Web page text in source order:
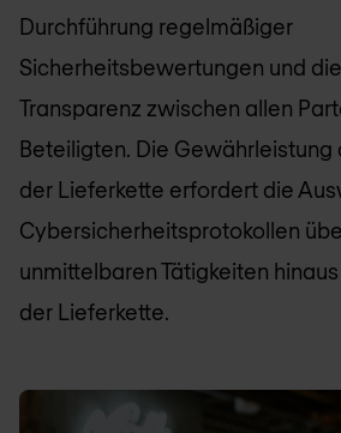
Durchführung regelmäßiger
Sicherheitsbewertungen und
Transparenz zwischen allen
Beteiligten. Die Gewährleistung
der Lieferkette erfordert die
Cybersicherheitsprotokollen
unmittelbaren Tätigkeiten
der Lieferkette.